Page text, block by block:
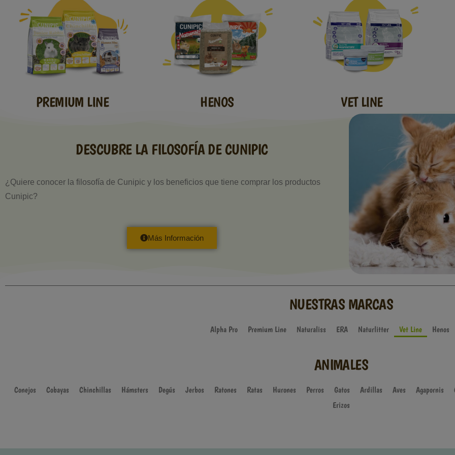
PREMIUM LINE HENOS VET LINE
DESCUBRE LA FILOSOFÍA DE CUNIPIC
¿Quiere conocer la filosofía de Cunipic y los beneficios que tiene comprar los productos
Cunipic?
Más Información
NUESTRAS MARCAS
Alpha Pro Premium Line Naturaliss ERA Naturlitter Vet Line Henos
ANIMALES
Conejos Cobayas Chinchillas Hámsters Degús Jerbos Ratones Ratas Hurones Perros Gatos Ardillas Aves Agapornis
Erizos